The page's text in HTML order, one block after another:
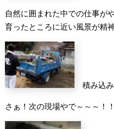
自然に囲まれた中での仕事が
育ったところに近い風景が精
積み込み
さぁ！次の現場やで～～～！！